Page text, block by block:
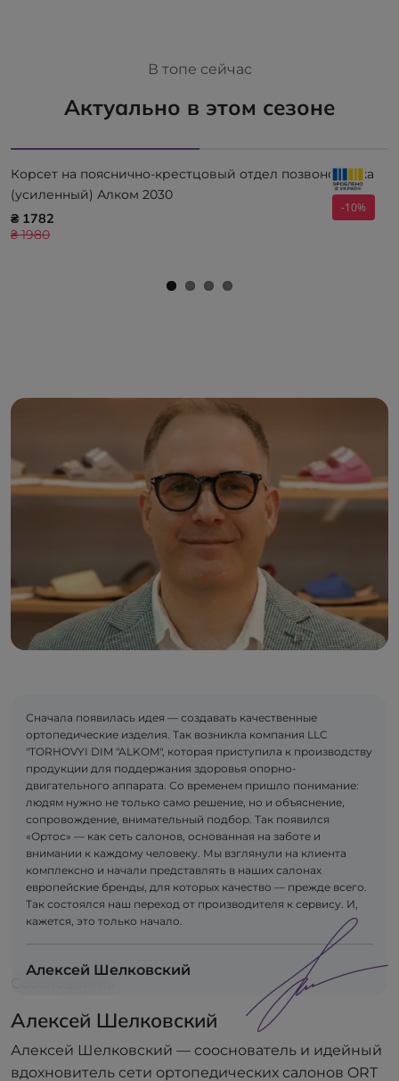
В топе сейчас
Актуально в этом сезоне
-10%
Корсет на пояснично-крестцовый отдел позвоночника
(усиленный) Алком 2030
₴ 1782
₴ 1980
Сначала появилась идея — создавать качественные
ортопедические изделия. Так возникла компания LLC
"TORHOVYI DIM "ALKOM", которая приступила к производству
продукции для поддержания здоровья опорно-
двигательного аппарата. Со временем пришло понимание:
людям нужно не только само решение, но и объяснение,
сопровождение, внимательный подбор. Так появился
«Ортос» — как сеть салонов, основанная на заботе и
внимании к каждому человеку. Мы взглянули на клиента
комплексно и начали представлять в наших салонах
европейские бренды, для которых качество — прежде всего.
Так состоялся наш переход от производителя к сервису. И,
кажется, это только начало.
Алексей Шелковский
Алексей Шелковский
Алексей Шелковский — сооснователь и идейный
вдохновитель сети ортопедических салонов ORT